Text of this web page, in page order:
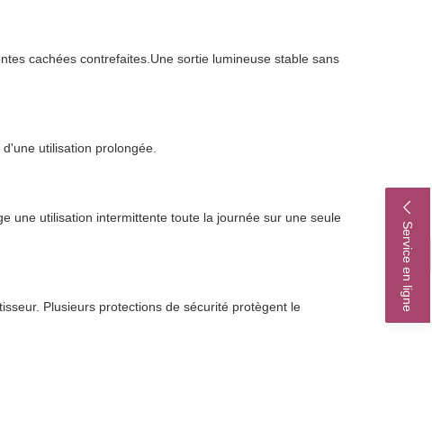
Service en ligne
cachées contrefaites.Une sortie lumineuse stable sans
utilisation prolongée.
une utilisation intermittente toute la journée sur une seule
Plusieurs protections de sécurité protègent le